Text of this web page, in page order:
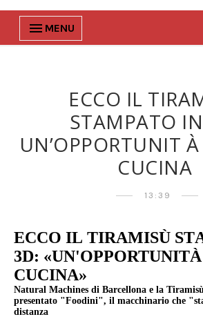
MENU
ECCO IL
STAMPATO
UN’OPPORTUNIT
CUCINA
13:39
ECCO IL TIRAMISÙ
3D:
CUCINA»
Natural Machines di Barcellona e la
presentato "Foodini", il macchinario che
distanza